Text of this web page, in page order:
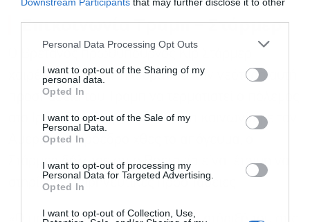
Personal Data Processing Opt Outs
I want to opt-out of the Sharing of my
personal data.
Opted In
I want to opt-out of the Sale of my
Personal Data.
Opted In
I want to opt-out of processing my
Personal Data for Targeted Advertising.
Opted In
I want to opt-out of Collection, Use,
Επικοινωνία Τραμπ – Στάρμερ
χαιρέτισε, από την πλευρά του, την νεότερη αυτή
προσπάθεια του Τραμπ να τερματιστεί ο πόλεμος
στο Ιράν. Σε τηλεφωνική του επικοινωνία με τον
Αμερικανό πρόεδρο χθες το απόγευμα, ο
Στάρμερ δήλωσε ότι η Βρετανία είναι έτοιμη να
στηρίξει τις ειρηνευτικές προσπάθειες.